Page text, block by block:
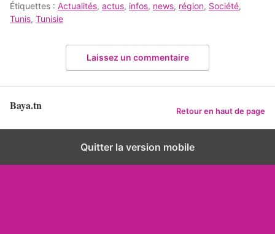
Étiquettes : Actualités, actus, infos, news, région, Société,
Tunis, Tunisie
Laissez un commentaire
Baya.tn Retour en haut de page
Quitter la version mobile